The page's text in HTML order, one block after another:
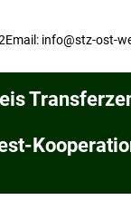
Email: info@stz-ost-